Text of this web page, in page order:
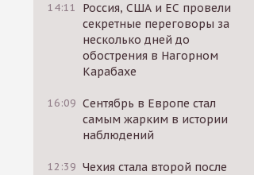
14:11
Россия, США и ЕС провели
секретные переговоры за
несколько дней до
обострения в Нагорном
Карабахе
16:09 Сентябрь в Европе стал
самым жарким в истории
наблюдений
12:39 Чехия стала второй после